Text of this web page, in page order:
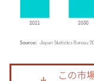
画像 © Mordor